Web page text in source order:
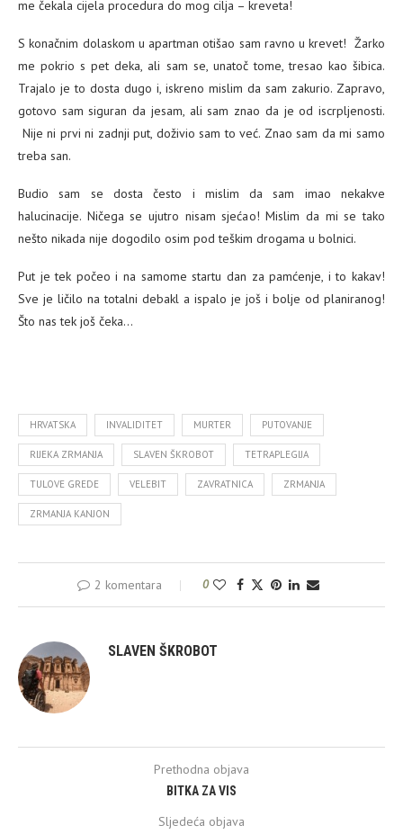
me čekala cijela procedura do mog cilja – kreveta!
S konačnim dolaskom u apartman otišao sam ravno u krevet! Žarko
me pokrio s pet deka, ali sam se, unatoč tome, tresao kao šibica.
Trajalo je to dosta dugo i, iskreno mislim da sam zakurio. Zapravo,
gotovo sam siguran da jesam, ali sam znao da je od iscrpljenosti.
Nije ni prvi ni zadnji put, doživio sam to već. Znao sam da mi samo
treba san.
Budio sam se dosta često i mislim da sam imao nekakve
halucinacije. Ničega se ujutro nisam sjećao! Mislim da mi se tako
nešto nikada nije dogodilo osim pod teškim drogama u bolnici.
Put je tek počeo i na samome startu dan za pamćenje, i to kakav!
Sve je ličilo na totalni debakl a ispalo je još i bolje od planiranog!
Što nas tek još čeka…
HRVATSKA INVALIDITET MURTER PUTOVANJE
RIJEKA ZRMANJA SLAVEN ŠKROBOT TETRAPLEGIJA
TULOVE GREDE VELEBIT ZAVRATNICA ZRMANJA
ZRMANJA KANJON
2 komentara 0
SLAVEN ŠKROBOT
Prethodna objava
BITKA ZA VIS
Sljedeća objava